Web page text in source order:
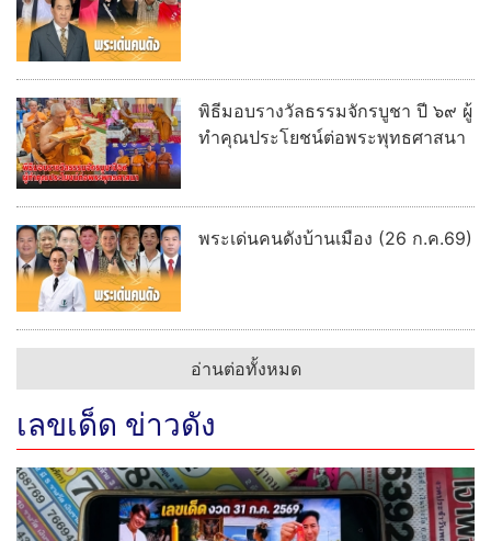
พิธีมอบรางวัลธรรมจักรบูชา ปี ๖๙ ผู้
ทำคุณประโยชน์ต่อพระพุทธศาสนา
พระเด่นคนดังบ้านเมือง (26 ก.ค.69)
อ่านต่อทั้งหมด
เลขเด็ด ข่าวดัง